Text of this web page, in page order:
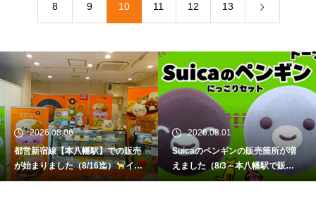
8 9 10 11 12 13
2026.08.06
都営新宿線【本八幡駅】での販売
が始まりました（8/16迄）
イク
ミママのどうぶつドーナツ
2026.08.01
Suicaのペンギンの販売箇所が増
えました（8/3～本八幡駅で販
売）
イクミママのどうぶつドー